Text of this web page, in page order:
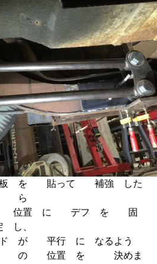
を 貼って 補強 した
ら
位置 に デフ を 固
し、
が 平行 に なるよう
ク の 位置 を 決めま